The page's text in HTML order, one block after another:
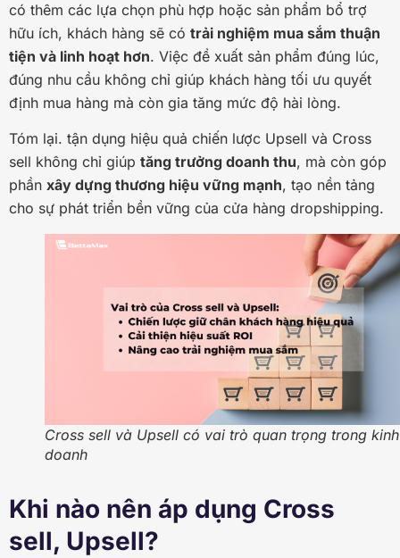
có thêm các lựa chọn phù hợp hoặc sản phẩm bổ trợ
hữu ích, khách hàng sẽ có trải nghiệm mua sắm thuận
tiện và linh hoạt hơn. Việc đề xuất sản phẩm đúng lúc,
đúng nhu cầu không chỉ giúp khách hàng tối ưu quyết
định mua hàng mà còn gia tăng mức độ hài lòng.
Tóm lại. tận dụng hiệu quả chiến lược Upsell và Cross
sell không chỉ giúp tăng trưởng doanh thu, mà còn góp
phần xây dựng thương hiệu vững mạnh, tạo nền tảng
cho sự phát triển bền vững của cửa hàng dropshipping.
Cross sell và Upsell có vai trò quan trọng trong kinh
doanh
Khi nào nên áp dụng Cross
sell, Upsell?